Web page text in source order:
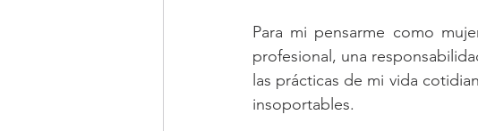
Para mi pensarme como
profesional, una
las prácticas de mi vida
insoportables.